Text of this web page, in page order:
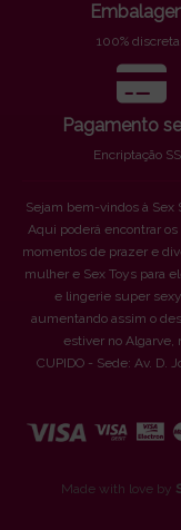
100%
Pagamento
Encriptação
Sejam bem-vindos à Sex
Aqui poderá encontrar
momentos de prazer e
mulher e Sex Toys para
e lingerie super
aumentando assim o
estiver no Algarve,
CUPIDO - Sede: Av. D.
Made with love by